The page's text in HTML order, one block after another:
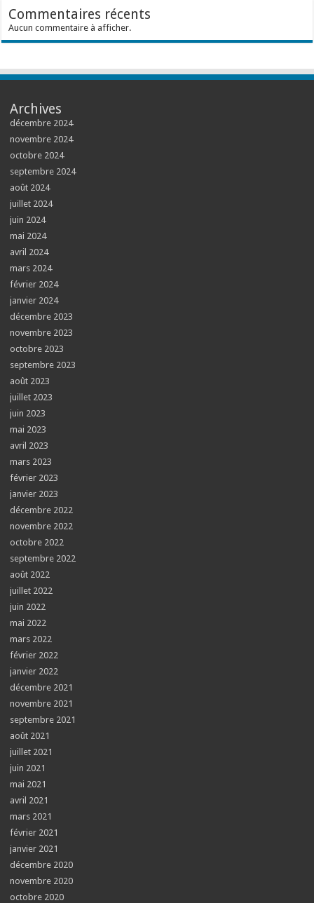
Commentaires récents
Aucun commentaire à afficher.
Archives
décembre 2024
novembre 2024
octobre 2024
septembre 2024
août 2024
juillet 2024
juin 2024
mai 2024
avril 2024
mars 2024
février 2024
janvier 2024
décembre 2023
novembre 2023
octobre 2023
septembre 2023
août 2023
juillet 2023
juin 2023
mai 2023
avril 2023
mars 2023
février 2023
janvier 2023
décembre 2022
novembre 2022
octobre 2022
septembre 2022
août 2022
juillet 2022
juin 2022
mai 2022
mars 2022
février 2022
janvier 2022
décembre 2021
novembre 2021
septembre 2021
août 2021
juillet 2021
juin 2021
mai 2021
avril 2021
mars 2021
février 2021
janvier 2021
décembre 2020
novembre 2020
octobre 2020